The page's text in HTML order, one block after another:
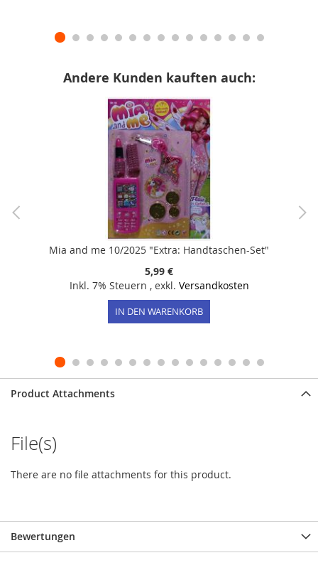
Andere Kunden kauften auch:
Mia and me 10/2025 "Extra: Handtaschen-Set"
5,99 €
Inkl. 7% Steuern , exkl. Versandkosten
IN DEN WARENKORB
Product Attachments
File(s)
There are no file attachments for this product.
Bewertungen